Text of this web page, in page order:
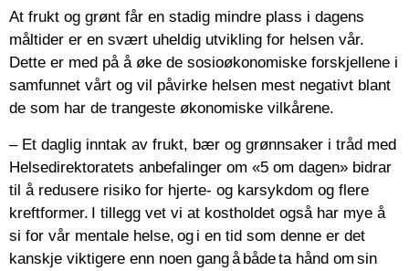
At frukt og grønt får en stadig mindre plass i dagens
måltider er en svært uheldig utvikling for helsen vår.
Dette er med på å øke de sosioøkonomiske forskjellene i
samfunnet vårt og vil påvirke helsen mest negativt blant
de som har de trangeste økonomiske vilkårene.
– Et daglig inntak av frukt, bær og grønnsaker i tråd med
Helsedirektoratets anbefalinger om «5 om dagen» bidrar
til å redusere risiko for hjerte- og karsykdom og flere
kreftformer. I tillegg vet vi at kostholdet også har mye å
si for vår mentale helse, og i en tid som denne er det
kanskje viktigere enn noen gang å både ta hånd om sin